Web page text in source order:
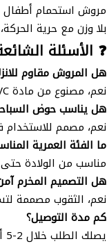
بلا وزن مع حرية
❓ الأسئلة
هل المروش مقاوم
نعم، مصنوع من مادة PVC بهيكل صلب مقاوم للانزلاق لضمان سلامة الطفل.
هل يناسب حوض
نعم، مصمم للاستخدام
ما الفئة العمرية
مناسب من الولادة
هل التصميم المخرم
نعم، الثقوب مصممة
كم مدة التوصيل؟
يصلك الطلب خلال 2-5 أيام عمل لجميع مناطق المملكة العربية السعودية.